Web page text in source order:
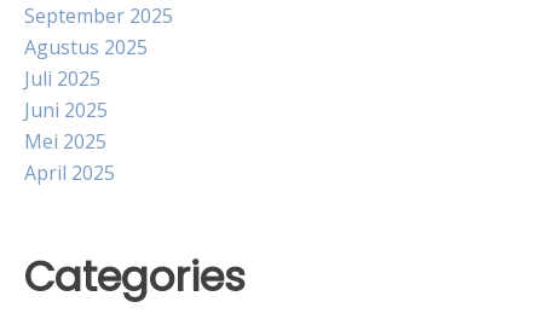
September 2025
Agustus 2025
Juli 2025
Juni 2025
Mei 2025
April 2025
Categories